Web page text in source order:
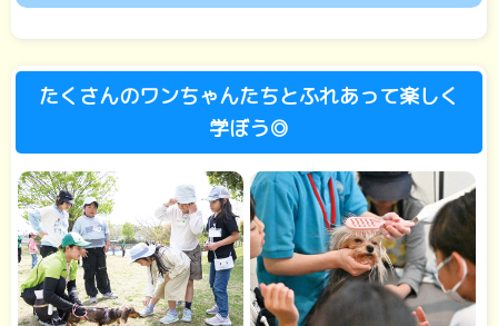
たくさんのワンちゃんたちとふれあって楽しく
学ぼう◎